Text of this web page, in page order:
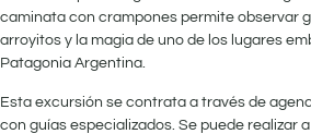
caminata con crampones permite observar
arroyitos y la magia de uno de los lugares
Patagonia Argentina.
Esta excursión se contrata a través de
con guías especializados. Se puede realizar